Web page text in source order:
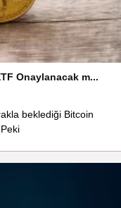
Onaylanacak m...
beklediği Bitcoin